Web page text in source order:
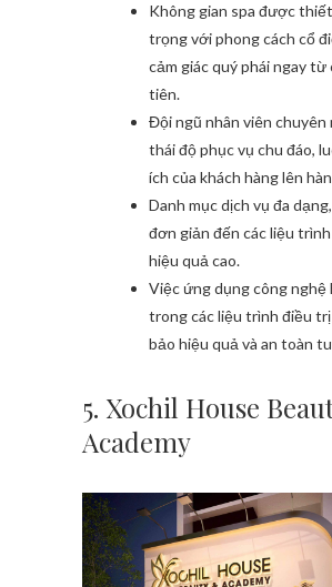
Không gian spa được
trọng với phong cách cổ
cảm giác quý phái ngay từ
tiên.
Đội ngũ nhân viên chuyên
thái độ phục vụ chu đáo,
ích của khách hàng lên
Danh mục dịch vụ đa
đơn giản đến các liệu
hiệu quả cao.
Việc ứng dụng công nghệ
trong các liệu trình điều
bảo hiệu quả và an toàn
5. Xochil House
Academy